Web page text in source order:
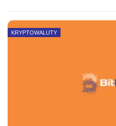
KRYPTOWALUTY